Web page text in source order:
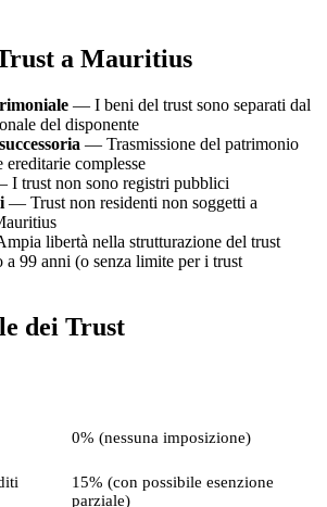
a Mauritius
— I beni del trust sono separati dal
del disponente
— Trasmissione del patrimonio
ereditarie complesse
I trust non sono registri pubblici
— Trust non residenti non soggetti a
libertà nella strutturazione del trust
99 anni (o senza limite per i trust
dei Trust
0% (nessuna imposizione)
15% (con possibile esenzione
parziale)